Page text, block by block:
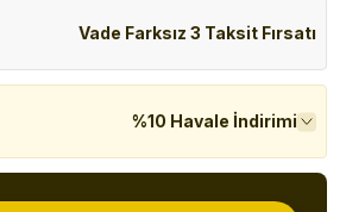
Vade Farksız 3 Taksit Fırsatı
%10 Havale İndirimi